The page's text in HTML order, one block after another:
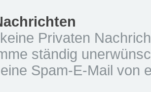
Privaten
ständig
Spam-E-Mail von